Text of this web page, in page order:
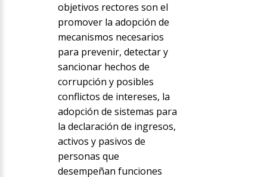
objetivos rectores son el
promover la adopción de
mecanismos necesarios
para prevenir, detectar y
sancionar hechos de
corrupción y posibles
conflictos de intereses, la
adopción de sistemas para
la declaración de ingresos,
activos y pasivos de
personas que
desempeñan funciones